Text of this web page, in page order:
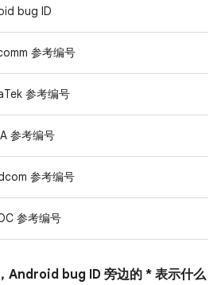
bug ID
参考编号
参考编号
参考编号
参考编号
参考编号
Android bug ID 旁边的 * 表示什么